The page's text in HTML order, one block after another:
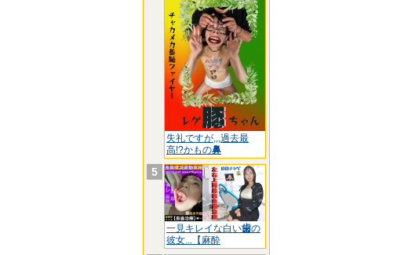
失礼ですが,,,過去最
高!?かもの鼻
5
一見キレイな白い歯の
彼女...【麻酔